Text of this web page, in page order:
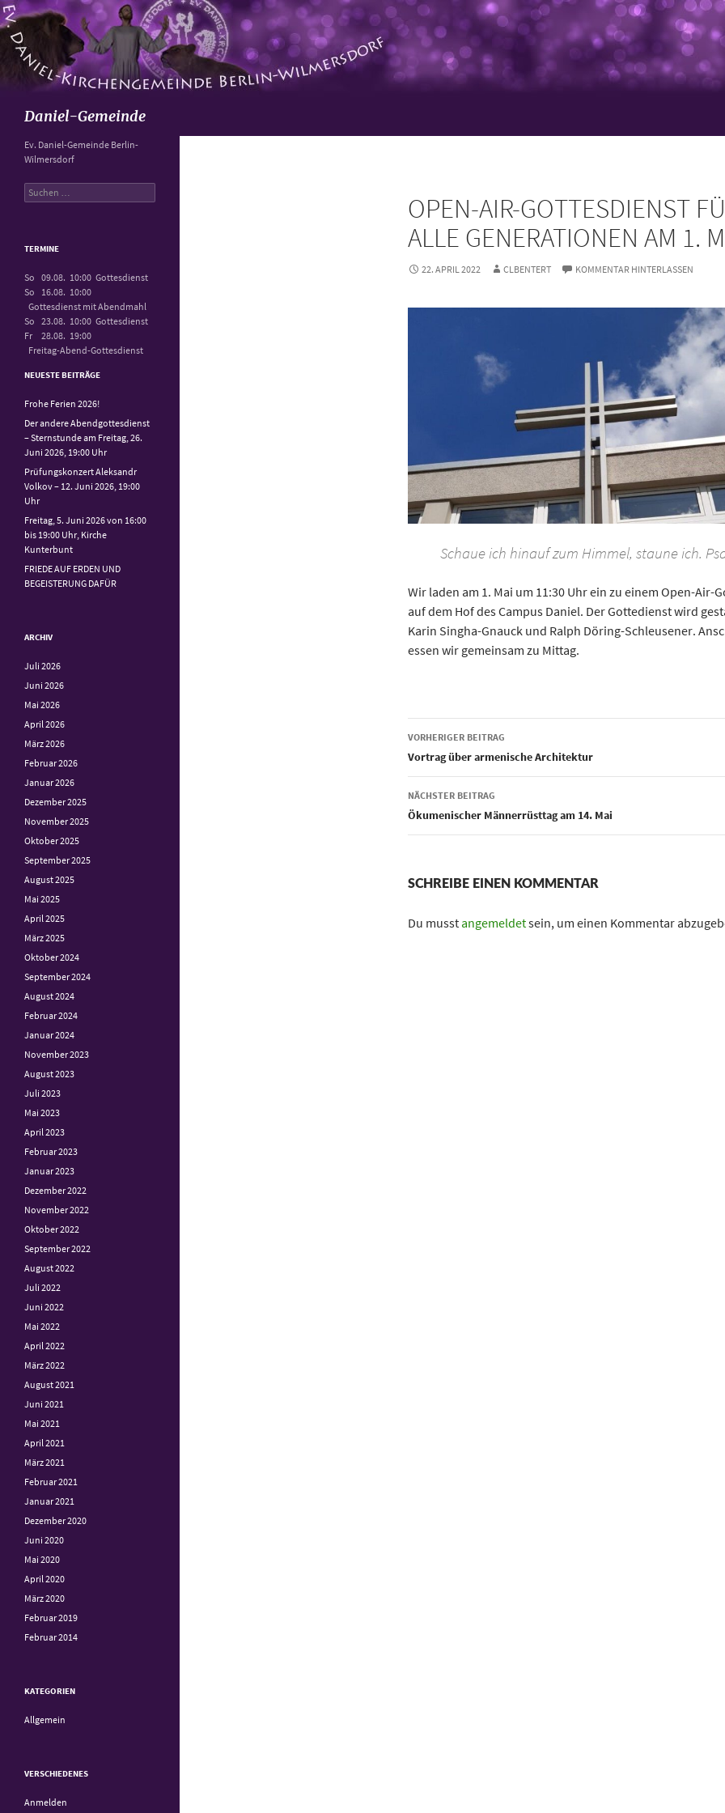
Daniel-Gemeinde
OPEN-AIR-GOTTESDIENST
ALLE GENERATIONEN AM 1.
22. APRIL 2022 CLBENTERT KOMMENTAR HINTERLASSEN
Schaue ich hinauf zum Himmel, staune ich.
Wir laden am 1. Mai um 11:30 Uhr ein zu einem Open-Air-
auf dem Hof des Campus Daniel. Der Gottedienst wird
Karin Singha-Gnauck und Ralph Döring-Schleusener.
essen wir gemeinsam zu Mittag.
Beitragsnavigation
VORHERIGER BEITRAG
Vortrag über armenische Architektur
NÄCHSTER BEITRAG
Ökumenischer Männerrüsttag am 14. Mai
SCHREIBE EINEN KOMMENTAR
Du musst angemeldetsein, um einen Kommentar
Ev. Daniel-Gemeinde Berlin-
Wilmersdorf
Suchen
nach:
TERMINE
So 09.08. 10:00 Gottesdienst
So
16.08. 10:00
Gottesdienst mit Abendmahl
So 23.08. 10:00 Gottesdienst
Fr
28.08. 19:00
Freitag-Abend-Gottesdienst
NEUESTE BEITRÄGE
Frohe Ferien 2026!
Der andere Abendgottesdienst
– Sternstunde am Freitag, 26.
Juni 2026, 19:00 Uhr
Prüfungskonzert Aleksandr
Volkov – 12. Juni 2026, 19:00
Uhr
Freitag, 5. Juni 2026 von 16:00
bis 19:00 Uhr, Kirche
Kunterbunt
FRIEDE AUF ERDEN UND
BEGEISTERUNG DAFÜR
ARCHIV
Juli 2026
Juni 2026
Mai 2026
April 2026
März 2026
Februar 2026
Januar 2026
Dezember 2025
November 2025
Oktober 2025
September 2025
August 2025
Mai 2025
April 2025
März 2025
Oktober 2024
September 2024
August 2024
Februar 2024
Januar 2024
November 2023
August 2023
Juli 2023
Mai 2023
April 2023
Februar 2023
Januar 2023
Dezember 2022
November 2022
Oktober 2022
September 2022
August 2022
Juli 2022
Juni 2022
Mai 2022
April 2022
März 2022
August 2021
Juni 2021
Mai 2021
April 2021
März 2021
Februar 2021
Januar 2021
Dezember 2020
Juni 2020
Mai 2020
April 2020
März 2020
Februar 2019
Februar 2014
KATEGORIEN
Allgemein
VERSCHIEDENES
Anmelden